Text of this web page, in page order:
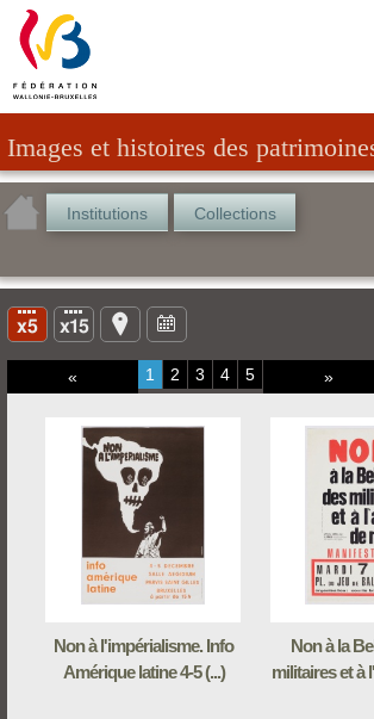
Images et histoires des
Institutions Collections
« 1 2 3 4 5 »
Non à l'impérialisme. Info
Amérique latine 4-5 (...)
Non à la
militaires et à